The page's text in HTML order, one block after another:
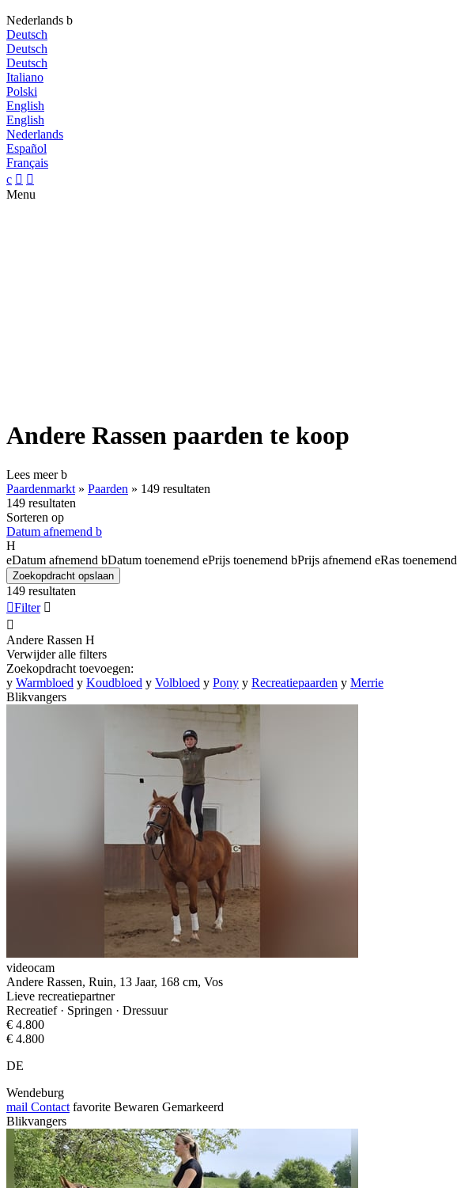
Nederlands b
Deutsch
Deutsch
Deutsch
Italiano
Polski
English
English
Nederlands
Español
Français
c  
Menu
Andere Rassen paarden te koop
Lees meerb
Paardenmarkt » Paarden » 149 resultaten
149 resultaten
Sorteren op
Datum afnemend b
H
eDatum afnemend bDatum toenemend ePrijs toenemend bPrijs afnemend eRas toenemend
Zoekopdracht opslaan
149 resultaten
Filter 

Andere Rassen H
Verwijder alle filters
Zoekopdracht toevoegen:
y Warmbloed y Koudbloed y Volbloed y Pony y Recreatiepaarden y Merrie
Blikvangers
videocam
Andere Rassen, Ruin, 13 Jaar, 168 cm, Vos
Lieve recreatiepartner
Recreatief · Springen · Dressuur
€ 4.800
€ 4.800
DE
Wendeburg
mail Contact favorite Bewaren Gemarkeerd
Blikvangers